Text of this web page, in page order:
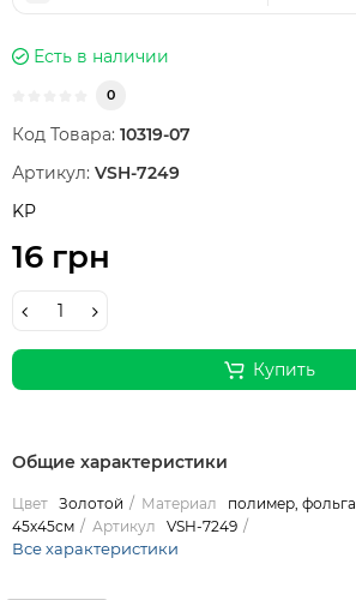
Есть в наличии
0
Код Товара: 10319-07
Артикул: VSH-7249
KP
16 грн
Купить
Общие характеристики
Цвет Золотой Материал полимер, фольга
45х45см
Артикул VSH-7249
Все характеристики